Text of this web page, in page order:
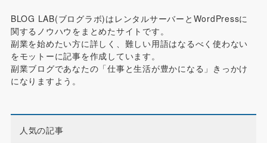
BLOG LAB(ブログラボ)はレンタルサーバーとWordPressに
関するノウハウをまとめたサイトです。
副業を始めたい方に詳しく、難しい用語はなるべく使わない
をモットーに記事を作成しています。
副業ブログであなたの「仕事と生活が豊かになる」きっかけ
になりますよう。
人気の記事